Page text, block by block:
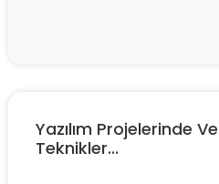
Yazılım Projelerinde
Teknikler...